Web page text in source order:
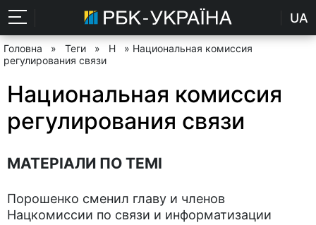
UA
Головна » Теги » Н
» Национальная комиссия
регулирования связи
Национальная комиссия
регулирования связи
МАТЕРІАЛИ ПО ТЕМІ
Порошенко сменил главу и членов
Нацкомиссии по связи и информатизации